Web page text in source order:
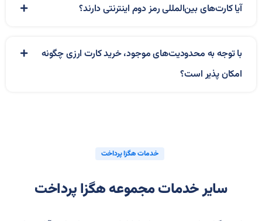
آیا کارت‌های بین‌المللی رمز دوم اینترنتی دارند؟
با توجه به محدودیت‌های موجود، خرید کارت ارزی چگونه
امکان پذیر است؟
خدمات هگزا پرداخت
سایر خدمات مجموعه هگزا پرداخت